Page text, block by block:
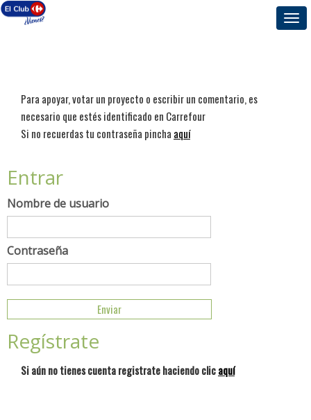
Para apoyar, votar un proyecto o escribir un comentario, es
necesario que estés identificado en Carrefour
Si no recuerdas tu contraseña pincha aquí
Entrar
Nombre de usuario
Contraseña
Regístrate
Si aún no tienes cuenta registrate haciendo clicaquí